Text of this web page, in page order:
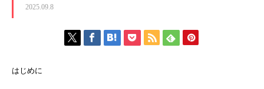
2025.09.8
はじめに